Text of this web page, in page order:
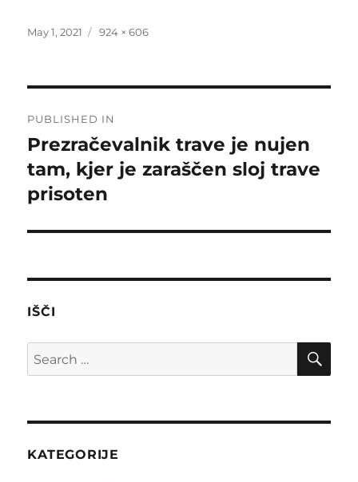
Posted
May 1, 2021
Full
924 × 606
navigation
PUBLISHED IN
Prezračevalnik trave je nujen
tam, kjer je zaraščen sloj trave
prisoten
IŠČI
Search
for:
KATEGORIJE